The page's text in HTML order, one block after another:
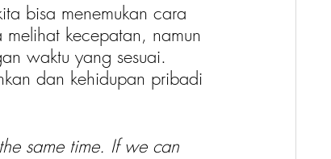
bisa menemukan cara
kecepatan, namun
waktu yang sesuai.
dan kehidupan pribadi
same time. If we can